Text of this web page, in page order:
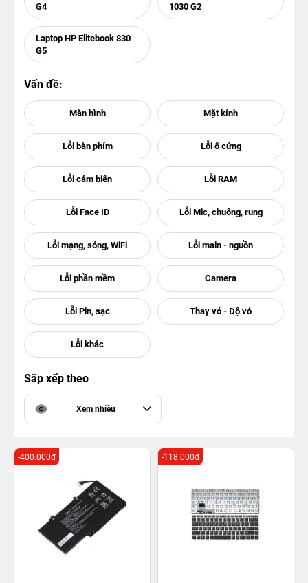
G4
1030 G2
Laptop HP Elitebook 830
G5
Vấn đề:
Sắp xếp theo
Xem nhiều
-400.000đ -118.000đ